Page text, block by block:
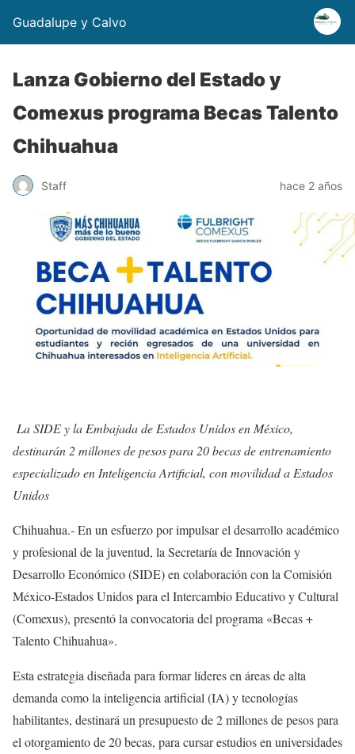
Guadalupe y Calvo
Lanza Gobierno del Estado y
Comexus programa Becas Talento
Chihuahua
Staff hace 2 años
La SIDE y la Embajada de Estados Unidos en México,
destinarán 2 millones de pesos para 20 becas de entrenamiento
especializado en Inteligencia Artificial, con movilidad a Estados
Unidos
Chihuahua.- En un esfuerzo por impulsar el desarrollo académico
y profesional de la juventud, la Secretaría de Innovación y
Desarrollo Económico (SIDE) en colaboración con la Comisión
México-Estados Unidos para el Intercambio Educativo y Cultural
(Comexus), presentó la convocatoria del programa «Becas +
Talento Chihuahua».
Esta estrategia diseñada para formar líderes en áreas de alta
demanda como la inteligencia artificial (IA) y tecnologías
habilitantes, destinará un presupuesto de 2 millones de pesos para
el otorgamiento de 20 becas, para cursar estudios en universidades